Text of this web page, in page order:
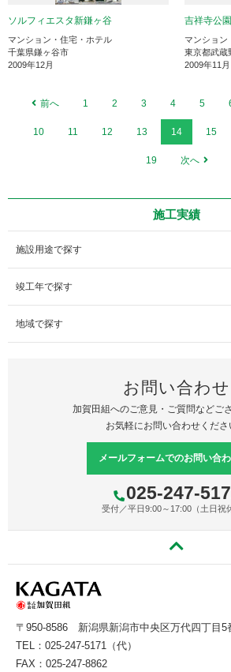
ソルフィエスタ新鎌ヶ谷
マンション・住宅・ホテル
千葉県鎌ヶ谷市
2009年12月
吉祥寺公
マンション
東京都武蔵
2009年11月
前へ 1 2 3 4 5
10 11 12 13 14 15
19 次へ
施工実績
施設用途で探す
竣工年で探す
地域で探す
お問い合わせ
加賀田組へのご意見・ご質問などご
お気軽にお問い合わせくださ
メールフォームでのお問い合
025-247-
受付／平日9:00～17:00（土日祝
〒950-8586 新潟県新潟市中央区万代四丁目5
TEL： 025-247-5171 （代）
FAX：025-247-8862